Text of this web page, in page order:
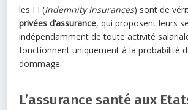
les I I (Indemnity Insurances) sont de
privées d’assurance, qui proposent leurs
indépendamment de toute activité
fonctionnent uniquement à la probabilité
dommage.
L’assurance santé aux